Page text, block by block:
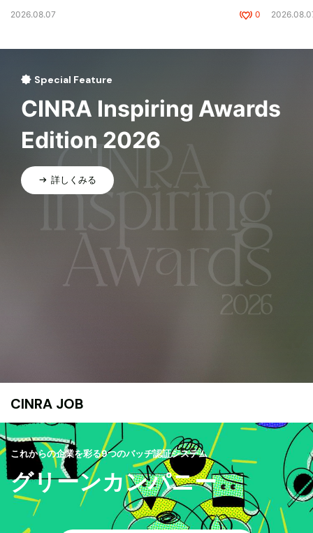
2026.08.07 0
Special Feature
CINRA Inspiring Awards
Edition 2026
詳しくみる
CINRA JOB
これからの企業を彩る9つのバッヂ認証システム
グリーンカンパニー